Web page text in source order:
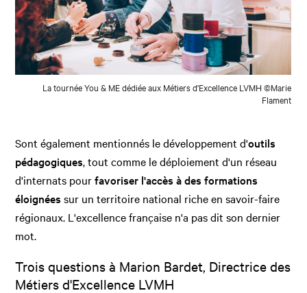
La tournée You & ME dédiée aux Métiers d'Excellence LVMH ©Marie
Flament
Sont également mentionnés le développement d'outils
pédagogiques, tout comme le déploiement d'un réseau
d'internats pourfavoriser l'accès à des formations
éloignées sur un territoire national riche en savoir-faire
régionaux. L'excellence française n'a pas dit son dernier
mot.
Trois questions à Marion Bardet, Directrice des
Métiers d'Excellence LVMH